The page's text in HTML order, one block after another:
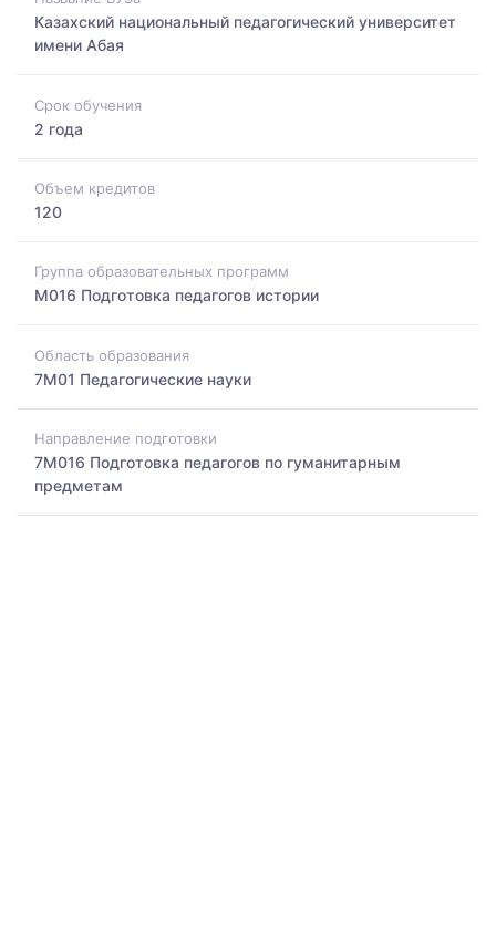
Казахский национальный педагогический университет
имени Абая
Срок обучения
2 года
Объем кредитов
120
Группа образовательных программ
M016 Подготовка педагогов истории
Область образования
7M01 Педагогические науки
Направление подготовки
7M016 Подготовка педагогов по гуманитарным
предметам